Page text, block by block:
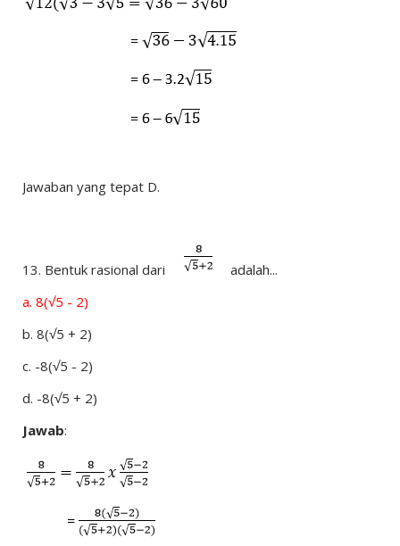
Jawaban yang tepat D.
13. Bentuk rasional dari
adalah...
a. 8(√5 - 2)
b. 8(√5 + 2)
c. -8(√5 - 2)
d. -8(√5 + 2)
Jawab: